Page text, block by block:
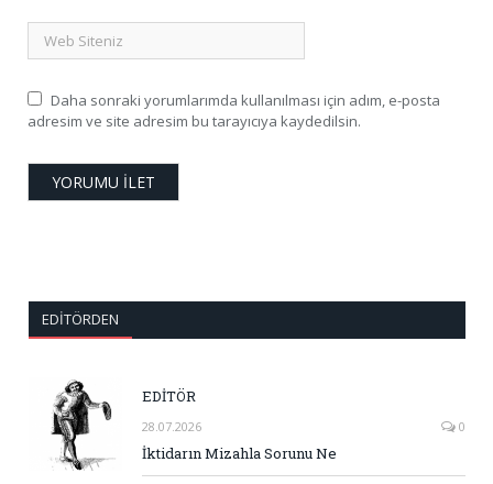
Daha sonraki yorumlarımda kullanılması için adım, e-posta
adresim ve site adresim bu tarayıcıya kaydedilsin.
EDITÖRDEN
EDİTÖR
28.07.2026 0
İktidarın Mizahla Sorunu Ne